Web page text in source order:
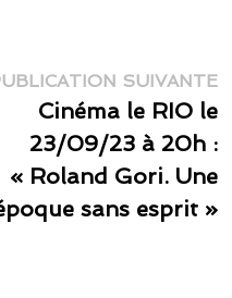
SUIVANTE
Cinéma le RIO le
23/09/23 à 20h :
« Roland Gori. Une
sans esprit »